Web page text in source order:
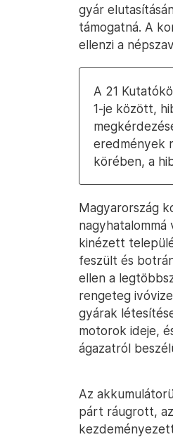
gyár
támogatná. A
ellenzi a
A 21
1-je között,
eredmények
körében, a
Magyarország
kinézett
feszült és
ellen a
rengeteg
gyárak
motorok ideje,
ágazatról
Az
párt ráugrott,